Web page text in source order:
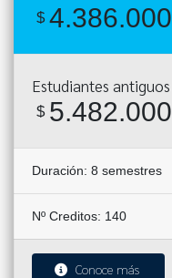
$ 4.386.000
Estudiantes antiguos
$ 5.482.000
Duración: 8 semestres
Nº Creditos: 140
Conoce más